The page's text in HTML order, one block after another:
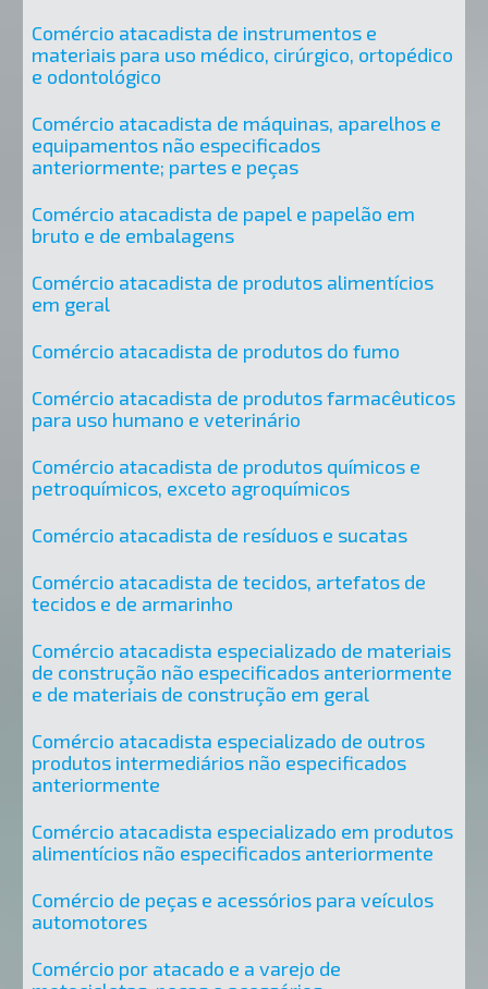
Comércio atacadista de instrumentos e
materiais para uso médico, cirúrgico, ortopédico
e odontológico
Comércio atacadista de máquinas, aparelhos e
equipamentos não especificados
anteriormente; partes e peças
Comércio atacadista de papel e papelão em
bruto e de embalagens
Comércio atacadista de produtos alimentícios
em geral
Comércio atacadista de produtos do fumo
Comércio atacadista de produtos farmacêuticos
para uso humano e veterinário
Comércio atacadista de produtos químicos e
petroquímicos, exceto agroquímicos
Comércio atacadista de resíduos e sucatas
Comércio atacadista de tecidos, artefatos de
tecidos e de armarinho
Comércio atacadista especializado de materiais
de construção não especificados anteriormente
e de materiais de construção em geral
Comércio atacadista especializado de outros
produtos intermediários não especificados
anteriormente
Comércio atacadista especializado em produtos
alimentícios não especificados anteriormente
Comércio de peças e acessórios para veículos
automotores
Comércio por atacado e a varejo de